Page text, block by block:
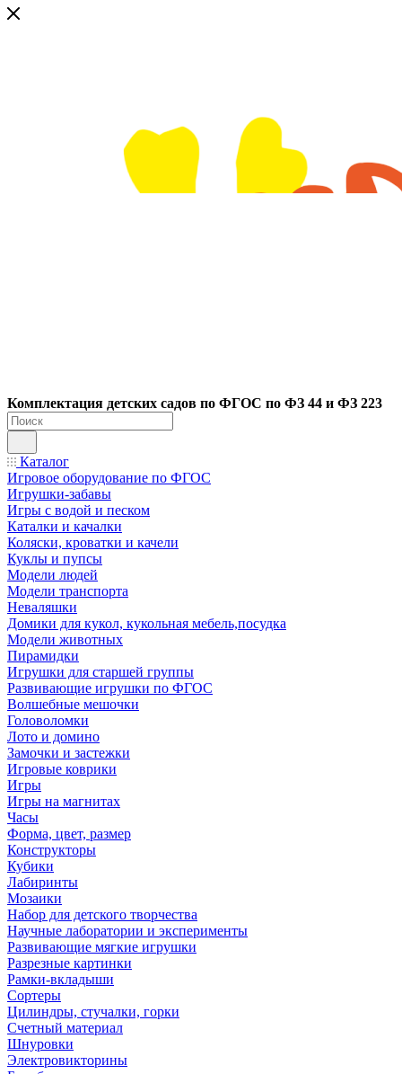
Комплектация детских садов по ФГОC по ФЗ 44 и ФЗ 223
Каталог
Игровое оборудование по ФГОС
Игрушки-забавы
Игры с водой и песком
Каталки и качалки
Коляски, кроватки и качели
Куклы и пупсы
Модели людей
Модели транспорта
Неваляшки
Домики для кукол, кукольная мебель,посудка
Модели животных
Пирамидки
Игрушки для старшей группы
Развивающие игрушки по ФГОС
Волшебные мешочки
Головоломки
Лото и домино
Замочки и застежки
Игровые коврики
Игры
Игры на магнитах
Часы
Форма, цвет, размер
Конструкторы
Кубики
Лабиринты
Мозаики
Набор для детского творчества
Научные лаборатории и эксперименты
Развивающие мягкие игрушки
Разрезные картинки
Рамки-вкладыши
Сортеры
Цилиндры, стучалки, горки
Счетный материал
Шнуровки
Электровикторины